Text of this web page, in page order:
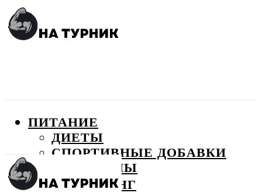
ПИТАНИЕ
ДИЕТЫ
СПОРТИВНЫЕ ДОБАВКИ
ВИТАМИНЫ
БОДИБИЛДИНГ